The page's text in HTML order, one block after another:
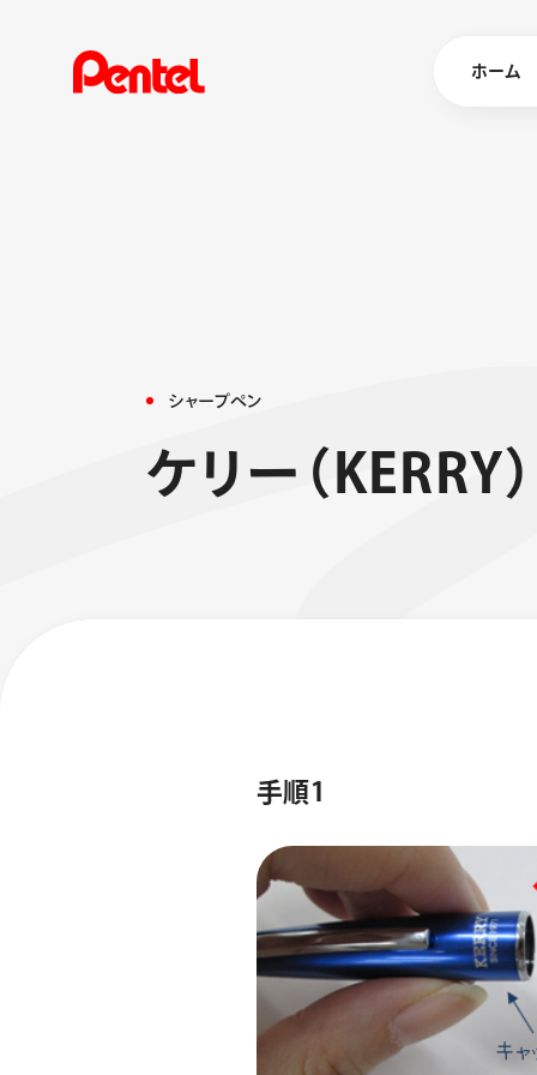
ホーム
画材
その他
フローチ
Skyly
シャープペン
ケ リ ー （ K E R RY）
手順1